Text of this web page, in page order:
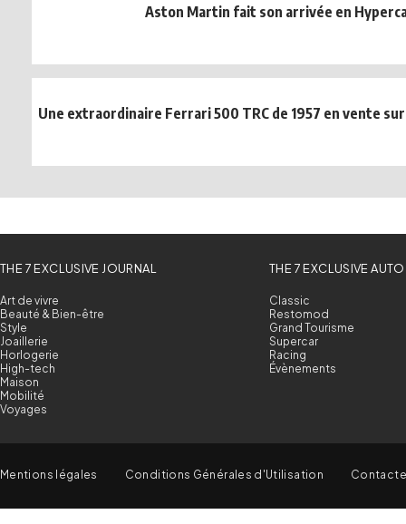
Aston Martin fait son arrivée en
Une extraordinaire Ferrari 500 TRC de 1957 en vente
THE 7 EXCLUSIVE JOURNAL
Art de vivre
Beauté & Bien-être
Style
Joaillerie
Horlogerie
High-tech
Maison
Mobilité
Voyages
THE 7 EXCLUSIVE AUTO
Classic
Restomod
Grand Tourisme
Supercar
Racing
Évènements
Mentions légales Conditions Générales d'Utilisation